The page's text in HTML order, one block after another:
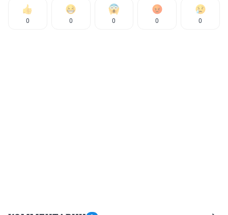
0 0 0 0 0